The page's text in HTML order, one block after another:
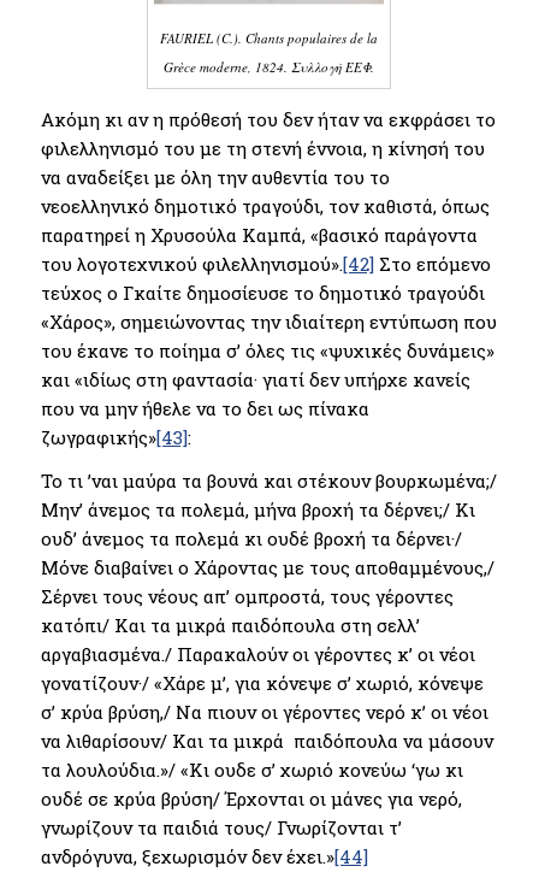
FAURIEL (C.). Chants populaires de la
Grèce moderne, 1824. Συλλογή ΕΕΦ.
Ακόμη κι αν η πρόθεσή του δεν ήταν να εκφράσει το
φιλελληνισμό του με τη στενή έννοια, η κίνησή του
να αναδείξει με όλη την αυθεντία του το
νεοελληνικό δημοτικό τραγούδι, τον καθιστά, όπως
παρατηρεί η Χρυσούλα Καμπά, «βασικό παράγοντα
του λογοτεχνικού φιλελληνισμού».[42]Στο επόμενο
τεύχος ο Γκαίτε δημοσίευσε το δημοτικό τραγούδι
«Χάρος», σημειώνοντας την ιδιαίτερη εντύπωση που
του έκανε το ποίημα σ’ όλες τις «ψυχικές δυνάμεις»
και «ιδίως στη φαντασία· γιατί δεν υπήρχε κανείς
που να μην ήθελε να το δει ως πίνακα
ζωγραφικής»[43]:
Το τι ’ναι μαύρα τα βουνά και στέκουν βουρκωμένα;/
Μην’ άνεμος τα πολεμά, μήνα βροχή τα δέρνει;/ Κι
ουδ’ άνεμος τα πολεμά κι ουδέ βροχή τα δέρνει·/
Μόνε διαβαίνει ο Χάροντας με τους αποθαμμένους,/
Σέρνει τους νέους απ’ ομπροστά, τους γέροντες
κατόπι/ Και τα μικρά παιδόπουλα στη σελλ’
αργαβιασμένα./ Παρακαλούν οι γέροντες κ’ οι νέοι
γονατίζουν·/ «Χάρε μ’, για κόνεψε σ’ χωριό, κόνεψε
σ’ κρύα βρύση,/ Να πιουν οι γέροντες νερό κ’ οι νέοι
να λιθαρίσουν/ Και τα μικρά παιδόπουλα να μάσουν
τα λουλούδια.»/ «Κι ουδε σ’ χωριό κονεύω ‘γω κι
ουδέ σε κρύα βρύση/ Έρχονται οι μάνες για νερό,
γνωρίζουν τα παιδιά τους/ Γνωρίζονται τ’
ανδρόγυνα, ξεχωρισμόν δεν έχει.»[44]